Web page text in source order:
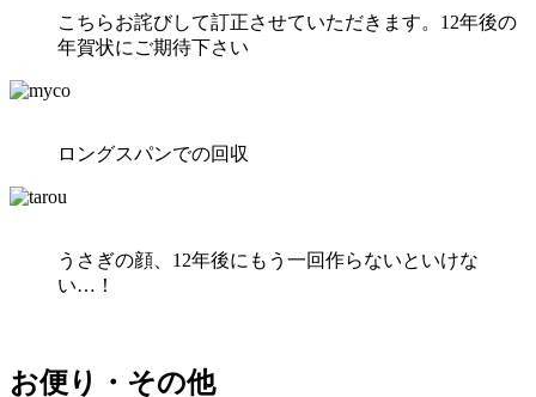
こちらお詫びして訂正させていただきます。12年後の
年賀状にご期待下さい
ロングスパンでの回収
うさぎの顔、12年後にもう一回作らないといけな
い…！
お便り・その他